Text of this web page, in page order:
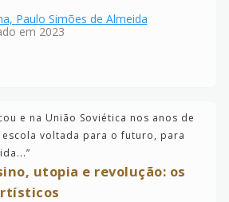
Paulo Simões de Almeida
em 2023
e na União Soviética nos anos de
escola voltada para o futuro, para
”
utopia e revolução: os